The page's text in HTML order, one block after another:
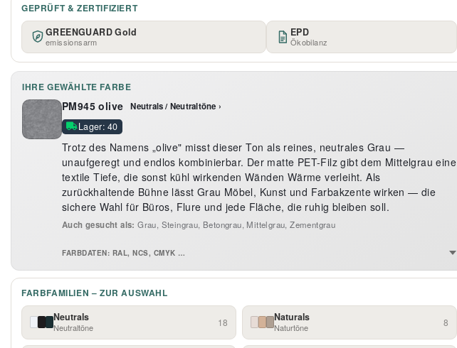
GEPRÜFT & ZERTIFIZIERT
GREENGUARD Gold
emissionsarm
EPD
Ökobilanz
IHRE GEWÄHLTE FARBE
PM945 olive Neutrals / Neutraltöne ›
Lager: 40
Trotz des Namens „olive" misst dieser Ton als reines, neutrales Grau —
unaufgeregt und endlos kombinierbar. Der matte PET-Filz gibt dem Mittelgrau eine
textile Tiefe, die sonst kühl wirkenden Wänden Wärme verleiht. Als
zurückhaltende Bühne lässt Grau Möbel, Kunst und Farbakzente wirken — die
sichere Wahl für Büros, Flure und jede Fläche, die ruhig bleiben soll.
Auch gesucht als: Grau, Steingrau, Betongrau, Mittelgrau, Zementgrau
FARBDATEN: RAL, NCS, CMYK …
FARBFAMILIEN – ZUR AUSWAHL
Neutrals
Neutraltöne 18 Naturals
Naturtöne 8